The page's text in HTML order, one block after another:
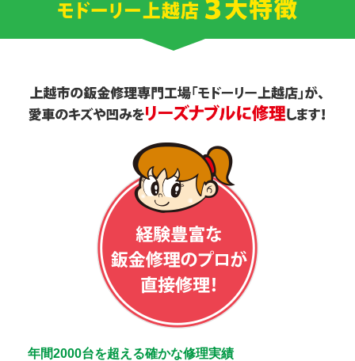
年間2000台を超える確かな修理実績